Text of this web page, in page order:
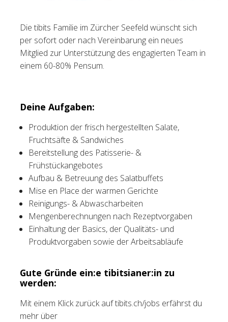
Login
Schweiz (DE)
Die tibits Familie im Zürcher Seefeld wünscht sich
per sofort oder nach Vereinbarung ein neues
Mitglied zur Unterstützung des engagierten Team in
einem 60-80% Pensum.
Deine Aufgaben:
Produktion der frisch hergestellten Salate,
Fruchtsäfte & Sandwiches
Bereitstellung des Patisserie- &
Frühstückangebotes
Aufbau & Betreuung des Salatbuffets
Mise en Place der warmen Gerichte
Reinigungs- & Abwascharbeiten
Mengenberechnungen nach Rezeptvorgaben
Einhaltung der Basics, der Qualitäts- und
Produktvorgaben sowie der Arbeitsabläufe
Gute Gründe ein:e tibitsianer:in zu
werden:
Mit einem Klick zurück auf tibits.ch/jobs erfährst du
mehr über